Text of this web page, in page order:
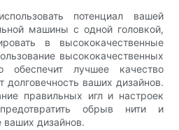
потенциал вашей
машины с одной головкой,
в высококачественные
высококачественных
обеспечит лучшее качество
долговечность ваших дизайнов.
правильных игл и настроек
обрыв нити и
ваших дизайнов.